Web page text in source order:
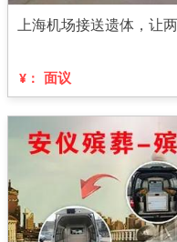
上海机场接送遗体，让
¥： 面议